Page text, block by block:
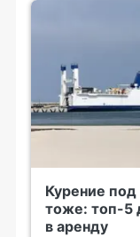
Курение
тоже: топ-5
в аренду